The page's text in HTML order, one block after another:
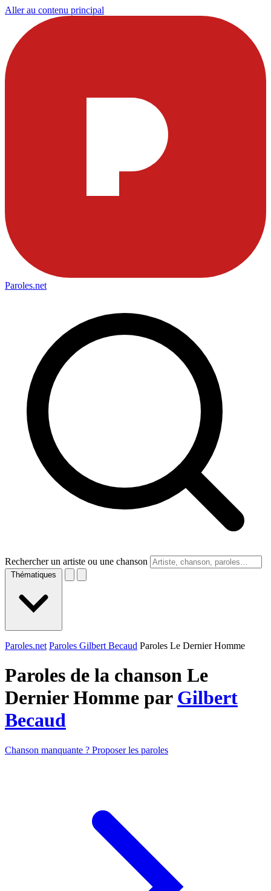
Aller au contenu principal
Paroles.net
Rechercher un artiste ou une chanson
Thématiques
Paroles.net Paroles Gilbert Becaud Paroles Le Dernier Homme
Paroles de la chanson Le
Dernier Homme par Gilbert
Becaud
Chanson manquante ? Proposer les paroles